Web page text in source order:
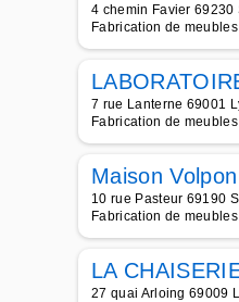
4 chemin Favier
Fabrication de
7 rue Lanterne 69001
Fabrication de
Maison
10 rue Pasteur 69190
Fabrication de
LA
27 quai Arloing 69009